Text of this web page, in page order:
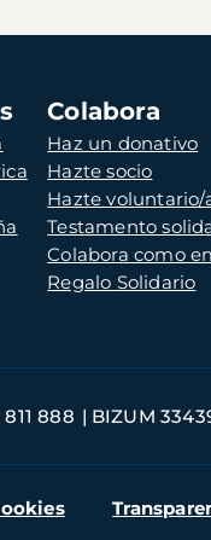
Colabora
Haz un donativo
Hazte socio
Hazte voluntario/
Testamento
Colabora como
Regalo Solidario
888 BIZUM